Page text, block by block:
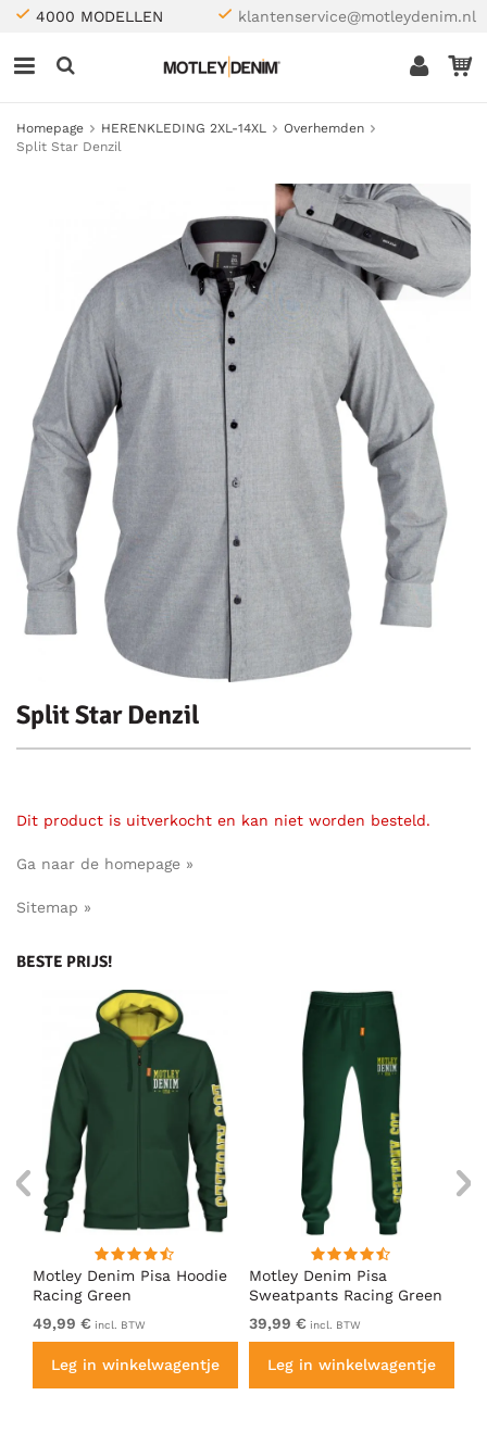
4000 MODELLEN klantenservice@motleydenim.nl
Homepage HERENKLEDING 2XL-14XL
Overhemden
Split Star Denzil
Split Star Denzil
Dit product is uitverkocht en kan niet worden besteld.
Ga naar de homepage »
Sitemap »
BESTE PRIJS!
Motley Denim Pisa Hoodie
Racing Green
49,99 € incl. BTW
Leg in winkelwagentje
Motley Denim Pisa
Sweatpants Racing Green
39,99 € incl. BTW
Leg in winkelwagentje